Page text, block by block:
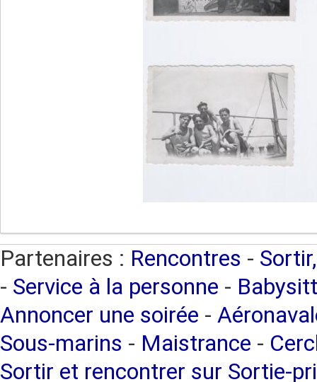
Partenaires : Rencontres -
- Service à la personne -
Annoncer une soirée -
Sous-marins - Maistrance -
Sortir et rencontrer sur Sortie-